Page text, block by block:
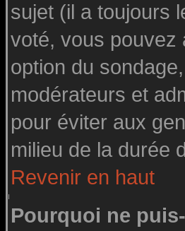
sujet (il a toujours
voté, vous pouvez
option du
modérateurs et
pour éviter aux
milieu de la durée
Revenir en haut
Pourquoi ne